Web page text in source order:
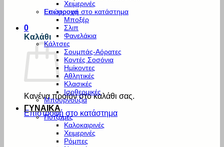
Επιστροφή στο κατάστημα
0
Καλάθι
Κανένα προϊόν στο καλάθι σας.
Επιστροφή στο κατάστημα
Χειμερινές
Εσώρουχα
Μποξέρ
Σλιπ
Φανελάκια
Κάλτσες
Σουμπάς-Αόρατες
Κοντές Σοσόνια
Ημίκοντες
Αθλητικές
Κλασικές
Ισοθερμικές
Μπουρνούζια
ΓΥΝΑΙΚΑ
Πυτζάμες
Καλοκαιρινές
Χειμερινές
Ρόμπες